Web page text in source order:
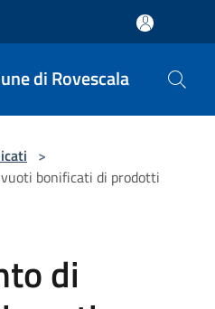
di Rovescala
>
bonificati di prodotti
di